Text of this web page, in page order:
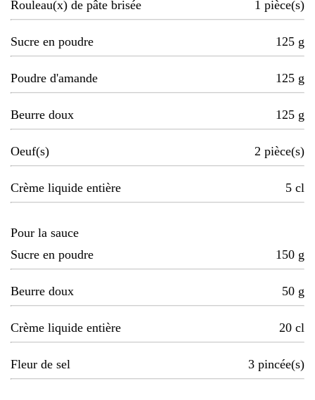
Rouleau(x) de pâte brisée 1 pièce(s)
Sucre en poudre 125 g
Poudre d'amande 125 g
Beurre doux 125 g
Oeuf(s) 2 pièce(s)
Crème liquide entière 5 cl
Pour la sauce
Sucre en poudre
150 g
Beurre doux 50 g
Crème liquide entière 20 cl
Fleur de sel 3 pincée(s)